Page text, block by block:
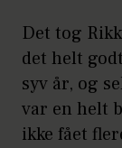
Det tog
det helt
syv år, og
var en helt
ikke fået